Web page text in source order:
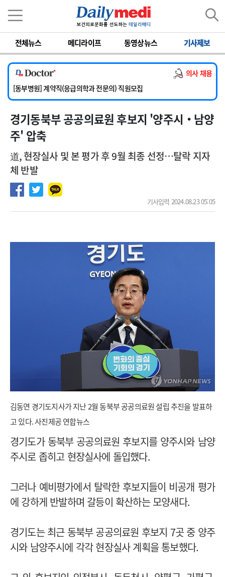
전체뉴스 메디라이프 동영상뉴스 기사제보
의사 채용
[서울아산병원] 2026년 하반기 인턴 모집
[영남대학교의료원] 마취통증의학과 임기제 임상의사 채용
[충남대학교병원] 소아청소년과(소아응급전담) 계약직 의사 공개채용
[동부병원] 계약직(응급의학과 전문의) 직원모집
[이대목동병원] 하반기 전공의(레지던트1년차) 모집
[서울아산병원] 2026년 하반기 인턴 모집
[영남대학교의료원] 마취통증의학과 임기제 임상의사 채용
경기동북부 공공의료원 후보지 '양주시‧남양
주' 압축
道, 현장실사 및 본 평가 후 9월 최종 선정…탈락 지자
체 반발
기사입력 2024.08.23 05:05
김동연 경기도지사가 지난 2월 동북부 공공의료원 설립 추진을 발표하
고 있다. 사진제공 연합뉴스
경기도가 동북부 공공의료원 후보지를 양주시와 남양
주시로 좁히고 현장실사에 돌입했다.
그러나 예비평가에서 탈락한 후보지들이 비공개 평가
에 강하게 반발하며 갈등이 확산하는 모양새다.
경기도는 최근 동북부 공공의료원 후보지 7곳 중 양주
시와 남양주시에 각각 현장실사 계획을 통보했다.